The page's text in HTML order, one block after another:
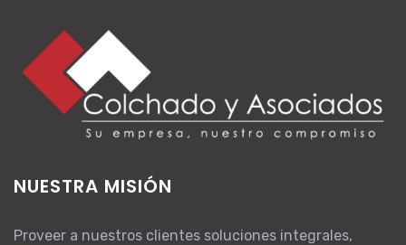
NUESTRA MISIÓN
Proveer a nuestros clientes soluciones integrales,